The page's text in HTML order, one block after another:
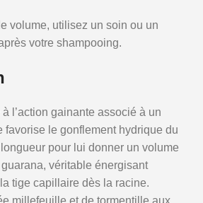
volume, utilisez un soin ou un
votre shampooing.
l’action gainante associé à un
favorise le gonflement hydrique du
pour lui donner un volume
guarana, véritable énergisant
tige capillaire dès la racine.
millefeuille et de tormentille aux